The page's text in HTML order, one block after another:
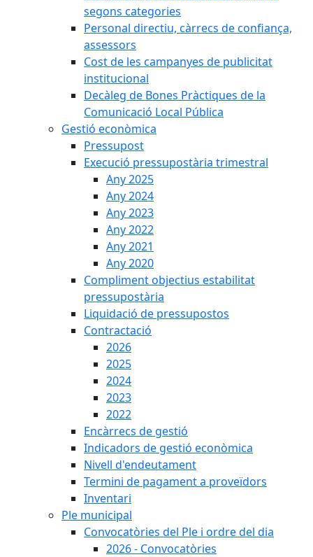
segons categories
Personal directiu, càrrecs de confiança,
assessors
Cost de les campanyes de publicitat
institucional
Decàleg de Bones Pràctiques de la
Comunicació Local Pública
Gestió econòmica
Pressupost
Execució pressupostària trimestral
Any 2025
Any 2024
Any 2023
Any 2022
Any 2021
Any 2020
Compliment objectius estabilitat
pressupostària
Liquidació de pressupostos
Contractació
2026
2025
2024
2023
2022
Encàrrecs de gestió
Indicadors de gestió econòmica
Nivell d'endeutament
Termini de pagament a proveïdors
Inventari
Ple municipal
Convocatòries del Ple i ordre del dia
2026 - Convocatòries